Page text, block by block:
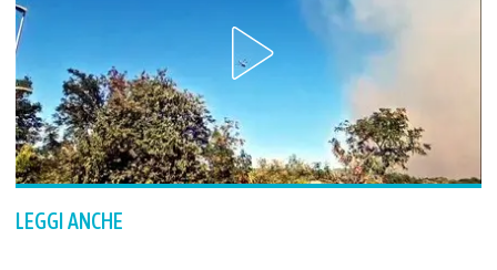
LEGGI ANCHE